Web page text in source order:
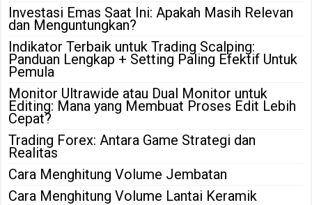
Investasi Emas Saat Ini: Apakah Masih Relevan
dan Menguntungkan?
Indikator Terbaik untuk Trading Scalping:
Panduan Lengkap + Setting Paling Efektif Untuk
Pemula
Monitor Ultrawide atau Dual Monitor untuk
Editing: Mana yang Membuat Proses Edit Lebih
Cepat?
Trading Forex: Antara Game Strategi dan
Realitas
Cara Menghitung Volume Jembatan
Cara Menghitung Volume Lantai Keramik